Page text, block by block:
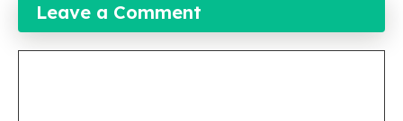
Leave a Comment